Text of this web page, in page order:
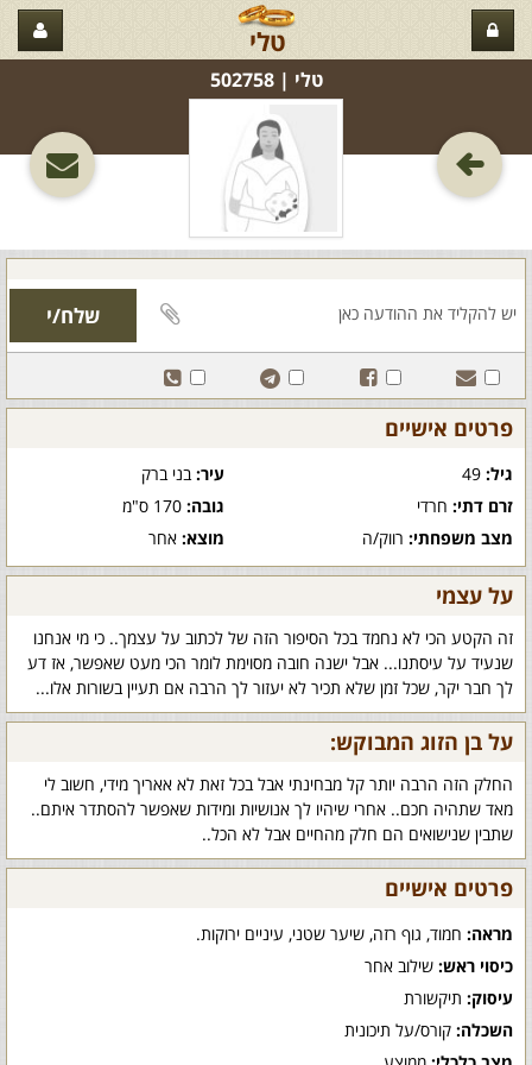
טלי
טלי‏ | 502758
פרטים אישיים
גיל: עיר:בני ברק
זרם דתי: חרדי גובה:170 ס"מ
מצב משפחתי: רווק/ה מוצא:אחר
על עצמי
זה הקטע הכי לא נחמד בכל הסיפור הזה של לכתוב על עצמך.. כי מי אנחנו
שנעיד על עיסתנו... אבל ישנה חובה מסוימת לומר הכי מעט שאפשר, אז דע
לך חבר יקר, שכל זמן שלא תכיר לא יעזור לך הרבה אם תעיין בשורות אלו...
על בן הזוג המבוקש:
החלק הזה הרבה יותר קל מבחינתי אבל בכל זאת לא אאריך מידי, חשוב לי
מאד שתהיה חכם.. אחרי שיהיו לך אנושיות ומידות שאפשר להסתדר איתם..
שתבין שנישואים הם חלק מהחיים אבל לא הכל..
פרטים אישיים
מראה: חמוד, גוף רזה, שיער שטני, עיניים ירוקות.
כיסוי ראש: שילוב אחר
עיסוק: תיקשורת
השכלה: קורס/על תיכונית